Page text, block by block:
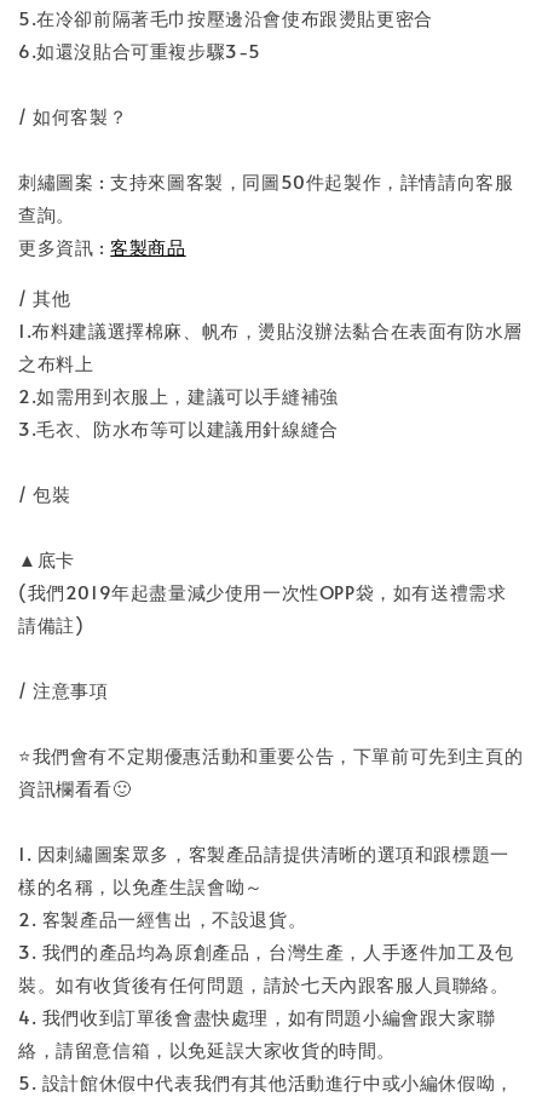
5.在冷卻前隔著毛巾按壓邊沿會使布跟燙貼更密合
6.如還沒貼合可重複步驟3-5
/ 如何客製？
刺繡圖案 : 支持來圖客製，同圖50件起製作，詳情請向客服
查詢。
更多資訊 :客製商品
/ 其他
1.布料建議選擇棉麻、帆布，燙貼沒辦法黏合在表面有防水層
之布料上
2.如需用到衣服上，建議可以手縫補強
3.毛衣、防水布等可以建議用針線縫合
/ 包裝
▲底卡
(我們2019年起盡量減少使用一次性OPP袋，如有送禮需求
請備註)
/ 注意事項
⭐️我們會有不定期優惠活動和重要公告，下單前可先到主頁的
資訊欄看看🙂
1. 因刺繡圖案眾多，客製產品請提供清晰的選項和跟標題一
樣的名稱，以免產生誤會呦～
2. 客製產品一經售出，不設退貨。
3. 我們的產品均為原創產品，台灣生產，人手逐件加工及包
裝。如有收貨後有任何問題，請於七天內跟客服人員聯絡。
4. 我們收到訂單後會盡快處理，如有問題小編會跟大家聯
絡，請留意信箱，以免延誤大家收貨的時間。
5. 設計館休假中代表我們有其他活動進行中或小編休假呦，